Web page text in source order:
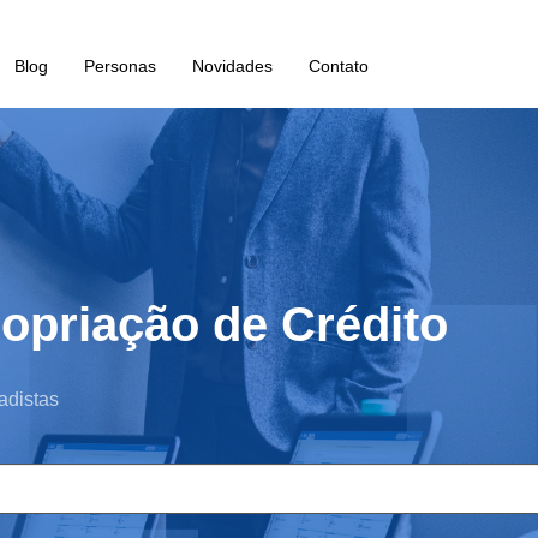
Blog Personas Novidades Contato
de Crédito